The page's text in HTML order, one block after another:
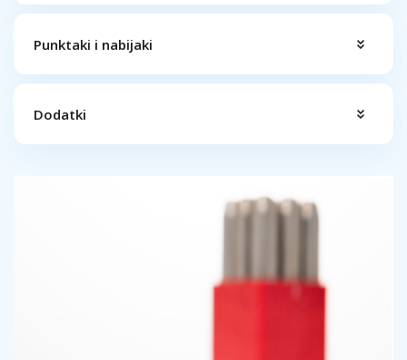
Punktaki i nabijaki
Dodatki